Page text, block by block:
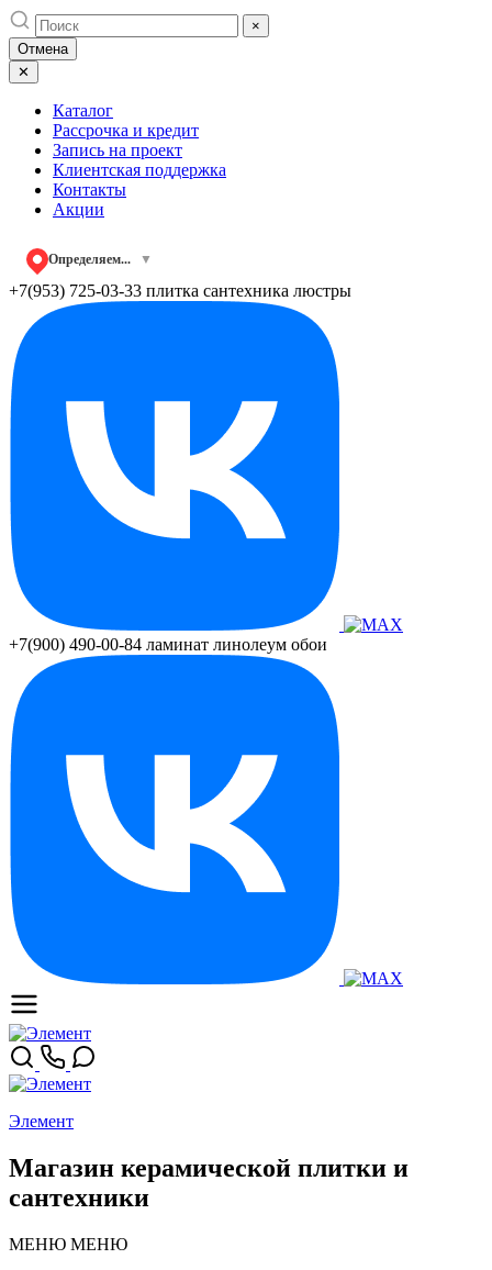
Skip
to
content
×
Отмена
✕
Каталог
Рассрочка и кредит
Запись на проект
Клиентская поддержка
Контакты
Акции
Определяем... ▼
+7(953) 725-03-33 плитка сантехника люстры
+7(900) 490-00-84 ламинат линолеум обои
Элемент
Магазин керамической плитки и
сантехники
МЕНЮ МЕНЮ